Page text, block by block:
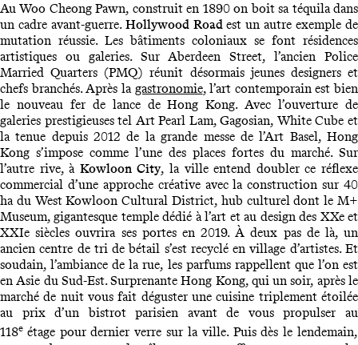
Au Woo Cheong Pawn, construit en 1890 on boit sa téquila dans
un cadre avant-guerre. Hollywood Roadest un autre exemple de
mutation réussie. Les bâtiments coloniaux se font résidences
artistiques ou galeries. Sur Aberdeen Street, l’ancien Police
Married Quarters (PMQ) réunit désormais jeunes designers et
chefs branchés. Après la gastronomie, l’art contemporain est bien
le nouveau fer de lance de Hong Kong. Avec l’ouverture de
galeries prestigieuses tel Art Pearl Lam, Gagosian, White Cube et
la tenue depuis 2012 de la grande messe de l’Art Basel, Hong
Kong s’impose comme l’une des places fortes du marché. Sur
l’autre rive, à Kowloon City, la ville entend doubler ce réflexe
commercial d’une approche créative avec la construction sur 40
ha du West Kowloon Cultural District, hub culturel dont le M+
Museum, gigantesque temple dédié à l’art et au design des XXe et
XXIe siècles ouvrira ses portes en 2019. À deux pas de là, un
ancien centre de tri de bétail s’est recyclé en village d’artistes. Et
soudain, l’ambiance de la rue, les parfums rappellent que l’on est
en Asie du Sud-Est. Surprenante Hong Kong, qui un soir, après le
marché de nuit vous fait déguster une cuisine triplement étoilée
au prix d’un bistrot parisien avant de vous propulser au
118e étage pour dernier verre sur la ville. Puis dès le lendemain,